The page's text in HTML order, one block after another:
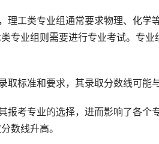
理工类专业组通常要求物理、化学
专业组则需要进行专业考试。专业
标准和要求，其录取分数线可能
考专业的选择，进而影响了各个
数线升高。